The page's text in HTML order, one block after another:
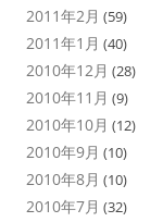
2011年2月 (59)
2011年1月 (40)
2010年12月 (28)
2010年11月 (9)
2010年10月 (12)
2010年9月 (10)
2010年8月 (10)
2010年7月 (32)